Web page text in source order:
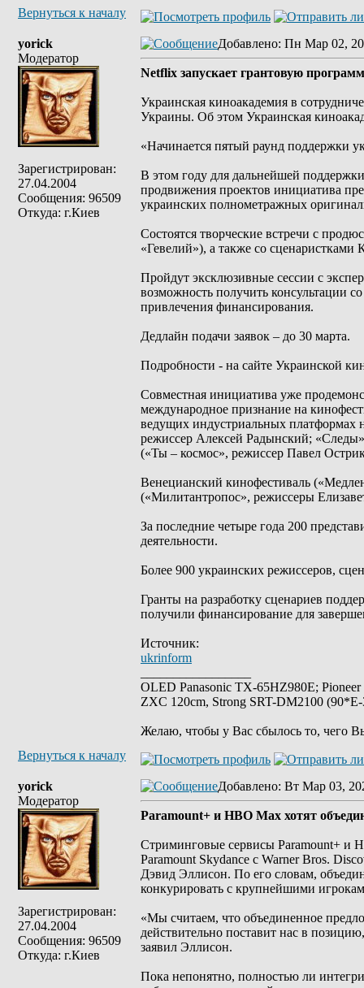
Вернуться к началу
yorick
Модератор
Зарегистрирован:
27.04.2004
Сообщения: 96509
Откуда: г.Киев
Добавлено: Пн Мар 02,
Netflix запускает грантовую
Украинская киноакадемия в
Украины. Oб этом Украинская
«Начинается пятый раунд поддержки
В этом году для дальнейшей
продвижения проектов инициатива
украинских полнометражных
Состоятся творческие встречи с
«Гевелий»), а также со
Пройдут эксклюзивные сессии с
возможность получить консультации
привлечения финансирования.
Дедлайн подачи заявок – до 30 марта.
Подробности - на сайте Украинской
Совместная инициатива уже
международное признание на
ведущих индустриальных платформах
режиссер Алексей Радынский;
(«Ты – космос», режиссер Павел
Венецианский кинофестиваль
(«Милитантропос», режиссеры
За последние четыре года 200
деятельности.
Более 900 украинских режиссеров,
Гранты на разработку сценариев
получили финансирование для
Источник:
ukrinform
OLED Panasonic TX-65HZ980E;
ZXC 120cm, Strong SRT-DM2100
Желаю, чтобы у Вас сбылось то, чего
Вернуться к началу
yorick
Модератор
Зарегистрирован:
27.04.2004
Сообщения: 96509
Откуда: г.Киев
Добавлено: Вт Мар 03,
Paramount+ и HBO Max хотят
Стриминговые сервисы Paramount+ и
Paramount Skydance с Warner Bros.
Дэвид Эллисон. По его словам,
конкурировать с крупнейшими
«Мы считаем, что объединенное
действительно поставит нас в
заявил Эллисон.
Пока непонятно, полностью ли